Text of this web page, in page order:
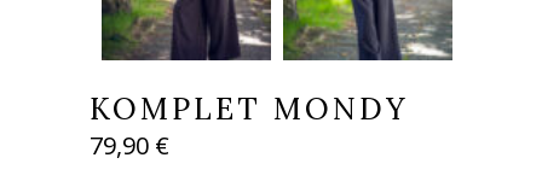
KOMPLET MONDY
79,90 €